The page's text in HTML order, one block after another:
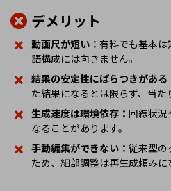
デメリット
動画尺が短い： 有料でも基本は
語構成には向きません。
結果の安定性にばらつきがある
た結果になるとは限らず、当た
生成速度は環境依存： 回線状況
なることがあります。
手動編集ができない： 従来型の
ため、細部調整は再生成頼みに